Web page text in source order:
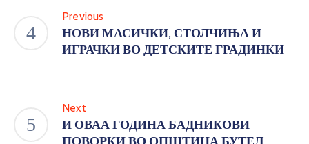
Previous
НОВИ МАСИЧКИ, СТОЛЧИЊА И
ИГРАЧКИ ВО ДЕТСКИТЕ ГРАДИНКИ
Next
И ОВАА ГОДИНА БАДНИКОВИ